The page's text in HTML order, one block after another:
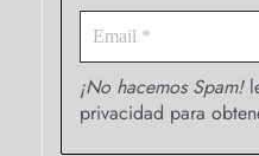
¡No hacemos Spam!
privacidad para